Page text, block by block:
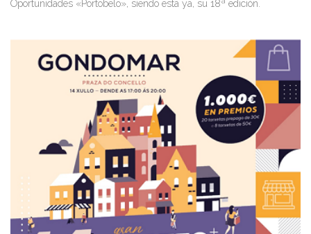
Oportunidades «Portobelo», siendo esta ya, su 18ª edición.